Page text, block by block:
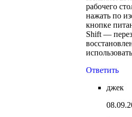
рабочего
нажать по
кнопке
Shift —
Ответить
джек